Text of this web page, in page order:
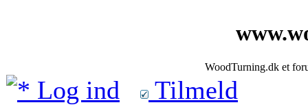
WoodTurning.dk et
Log ind Tilmeld